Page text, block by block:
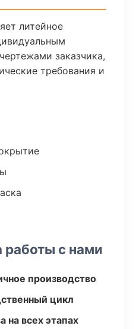
литейное
заказчика,
требования и
с нами
производство
цикл
на всех этапах